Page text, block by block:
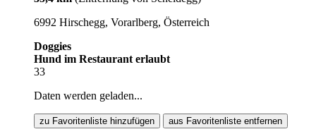
6992 Hirschegg, Vorarlberg, Österreich
Doggies
Hund im Restaurant erlaubt
33
Daten werden geladen...
zu Favoritenliste hinzufügen aus Favoritenliste entfernen